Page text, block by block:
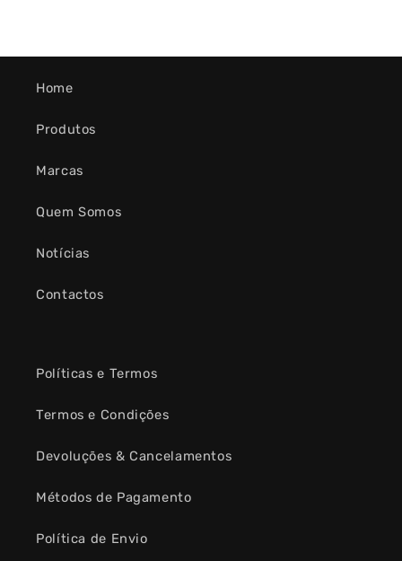
Home
Produtos
Marcas
Quem Somos
Notícias
Contactos
Políticas e Termos
Termos e Condições
Devoluções & Cancelamentos
Métodos de Pagamento
Política de Envio